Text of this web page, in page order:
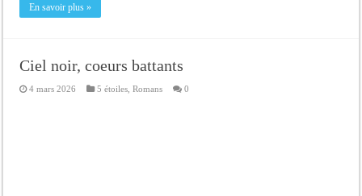
En savoir plus »
Ciel noir, coeurs battants
4 mars 2026 5 étoiles ,Romans 0